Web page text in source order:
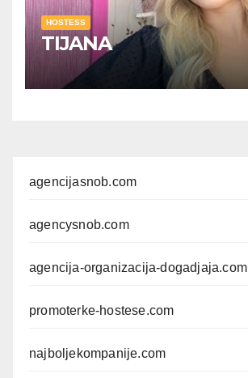
HOSTESS
TIJANA
agencijasnob.com
agencysnob.com
agencija-organizacija-dogadjaja.com
promoterke-hostese.com
najboljekompanije.com